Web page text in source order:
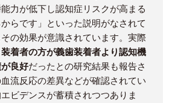
力が低下し認知症リスクが高まる
らです」といった説明がなされて
の効果が意識されています。実際
着者の方が義歯装着者より認知機
良好だったとの研究結果も報告さ
流反応の差異などが確認されてい
ビデンスが蓄積されつつありま